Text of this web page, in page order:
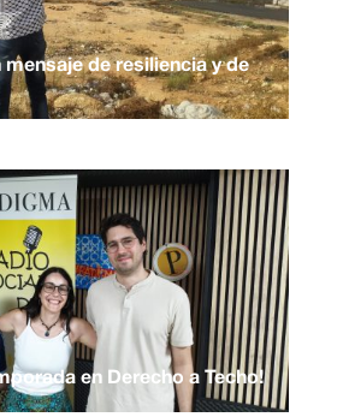
mensaje de resiliencia y de
en Derecho a Techo!